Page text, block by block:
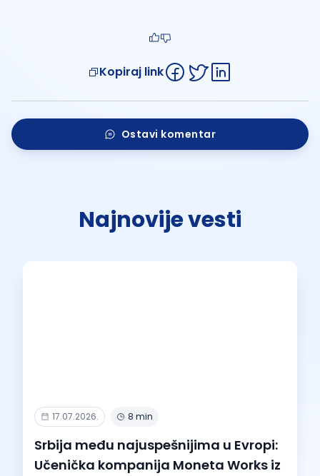
Kopiraj link
Ostavi komentar
Najnovije vesti
17.07.2026. 8 min
Srbija među najuspešnijima u Evropi:
Učenička kompanija Moneta Works iz